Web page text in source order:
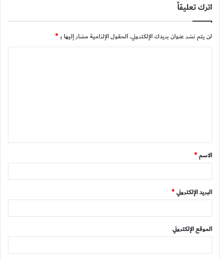
اترك تعليقاً
لن يتم نشر عنوان بريدك الإلكتروني.الحقول الإلزامية مشار إليها بـ*
ق
*
الاسم*
البريد الإلكتروني*
الموقع الإلكتروني